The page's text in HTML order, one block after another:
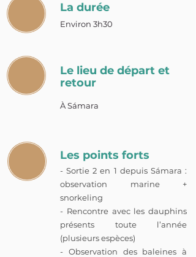
La durée
Environ 3h30
Le lieu de départ et
retour
À Sámara
Les points forts
- Sortie 2 en 1 depuis Sámara :
observation marine +
snorkeling
- Rencontre avec les dauphins
présents toute l’année
(plusieurs espèces)
- Observation des baleines à